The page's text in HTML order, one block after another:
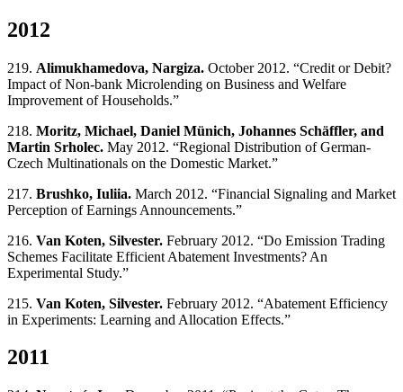
2012
219. Alimukhamedova, Nargiza. October 2012. “Credit or Debit?
Impact of Non-bank Microlending on Business and Welfare
Improvement of Households.”
218. Moritz, Michael, Daniel Münich, Johannes Schäffler, and
Martin Srholec. May 2012. “Regional Distribution of German-
Czech Multinationals on the Domestic Market.”
217. Brushko, Iuliia. March 2012. “Financial Signaling and Market
Perception of Earnings Announcements.”
216. Van Koten, Silvester. February 2012. “Do Emission Trading
Schemes Facilitate Efficient Abatement Investments? An
Experimental Study.”
215. Van Koten, Silvester. February 2012. “Abatement Efficiency
in Experiments: Learning and Allocation Effects.”
2011